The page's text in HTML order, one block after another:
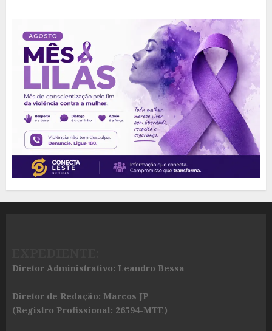
Diretor Administrativo: Leandro Bessa
Diretor de Redação: Marcos JP
(Registro Profissional: 26594-MTE)